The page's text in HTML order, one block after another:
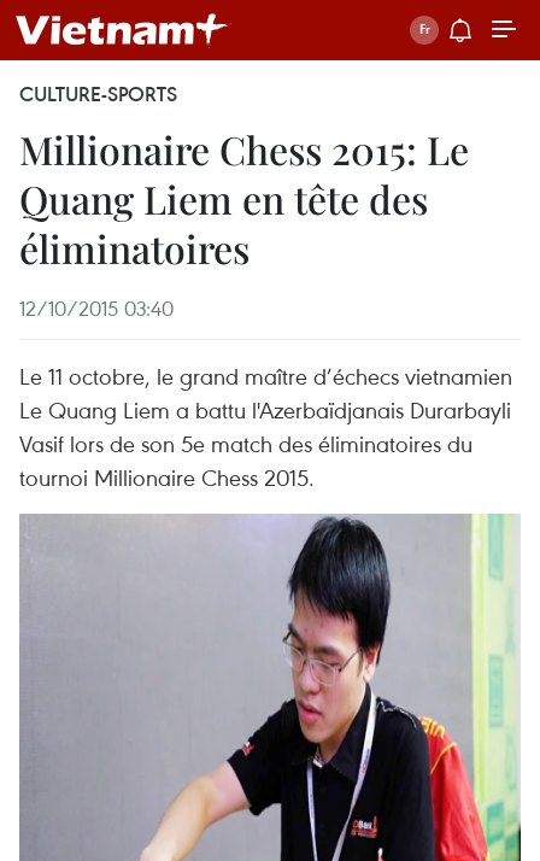
CULTURE-SPORTS
Millionaire Chess 2015: Le
Quang Liem en tête des
éliminatoires
12/10/2015 03:40
Le 11 octobre, le grand maître d’échecs vietnamien
Le Quang Liem a battu l'Azerbaïdjanais Durarbayli
Vasif lors de son 5e match des éliminatoires du
tournoi Millionaire Chess 2015.